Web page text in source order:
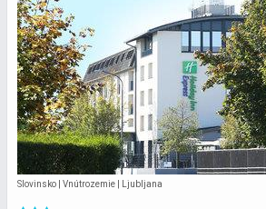
Slovinsko | Vnútrozemie | Ljubljana